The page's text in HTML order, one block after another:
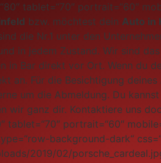
tablet=“70″ portrait=“60″
bzw. möchtest dein Auto in
die Nr.1 unter den
in jedem Zustand. Wir sind
in Bar direkt vor Ort. Wenn du
an. Für die Besichtigung
um die Abmeldung. Du
wir ganz dir. Kontaktiere uns
tablet=“70″ portrait=“60″
background-dark“
2019/02/